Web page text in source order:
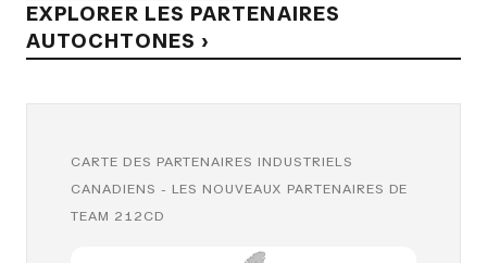
EXPLORER LES PARTENAIRES
AUTOCHTONES ›
CARTE DES PARTENAIRES INDUSTRIELS
CANADIENS - LES NOUVEAUX PARTENAIRES DE
TEAM 212CD